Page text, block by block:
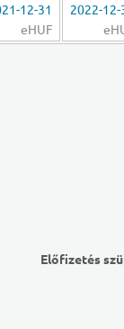
12-31
eHUF
2022-12-
Előfizetés